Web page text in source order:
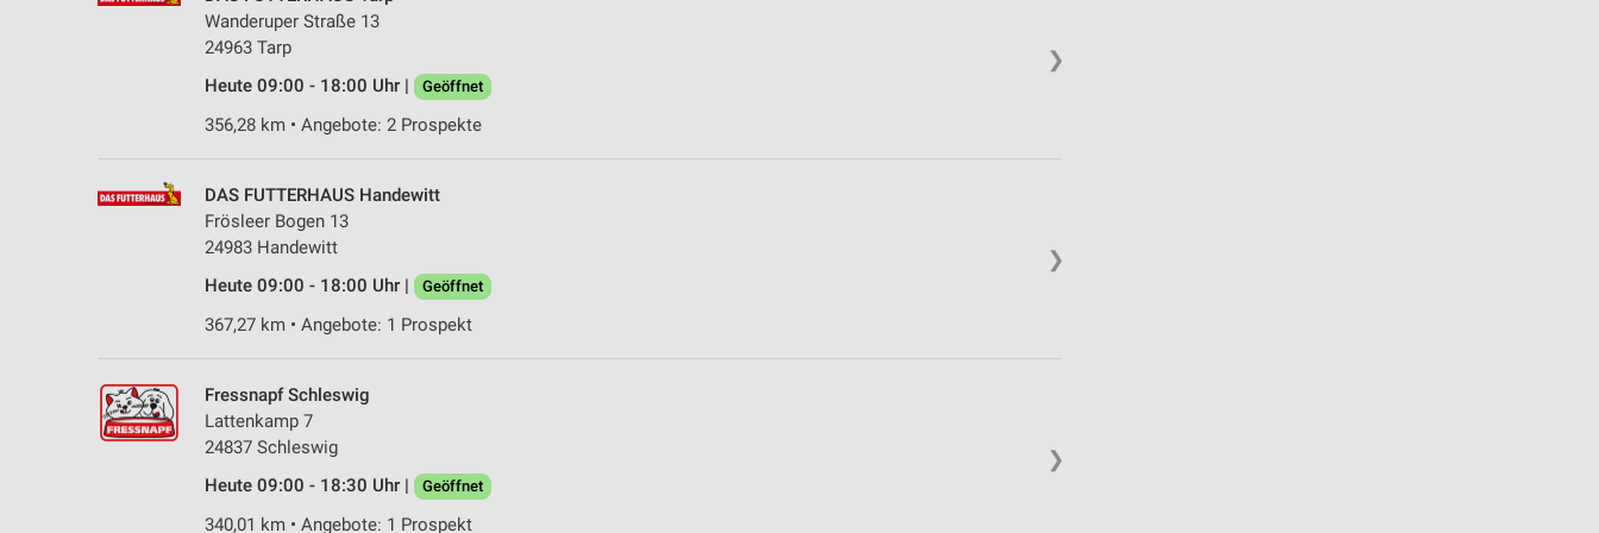
❯
Wanderuper Straße 13
24963 Tarp
Heute 09:00 - 18:00 Uhr |
Geöffnet
356,28 km • Angebote: 2 Prospekte
❯
DAS FUTTERHAUS Handewitt
Frösleer Bogen 13
24983 Handewitt
Heute 09:00 - 18:00 Uhr |
Geöffnet
367,27 km • Angebote: 1 Prospekt
❯
Fressnapf Schleswig
Lattenkamp 7
24837 Schleswig
Heute 09:00 - 18:30 Uhr |
Geöffnet
340,01 km • Angebote: 1 Prospekt